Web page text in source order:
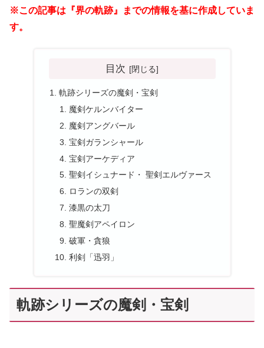
※この記事は『界の軌跡』までの情報を基に作成していま
す。
目次
軌跡シリーズの魔剣・宝剣
魔剣ケルンバイター
魔剣アングバール
宝剣ガランシャール
宝剣アーケディア
聖剣イシュナード・ 聖剣エルヴァース
ロランの双剣
漆黒の太刀
聖魔剣アペイロン
破軍・貪狼
利剣「迅羽」
軌跡シリーズの魔剣・宝剣